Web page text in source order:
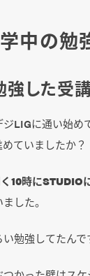
中の勉
した受
LIGに通い始め
ていましたか？
10時にSTUDIO
した。
勉強してたん